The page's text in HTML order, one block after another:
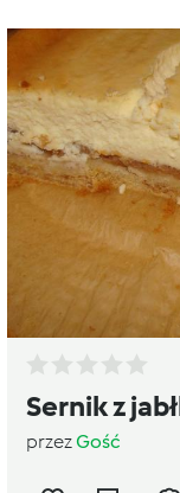
Sernik z
przezGość